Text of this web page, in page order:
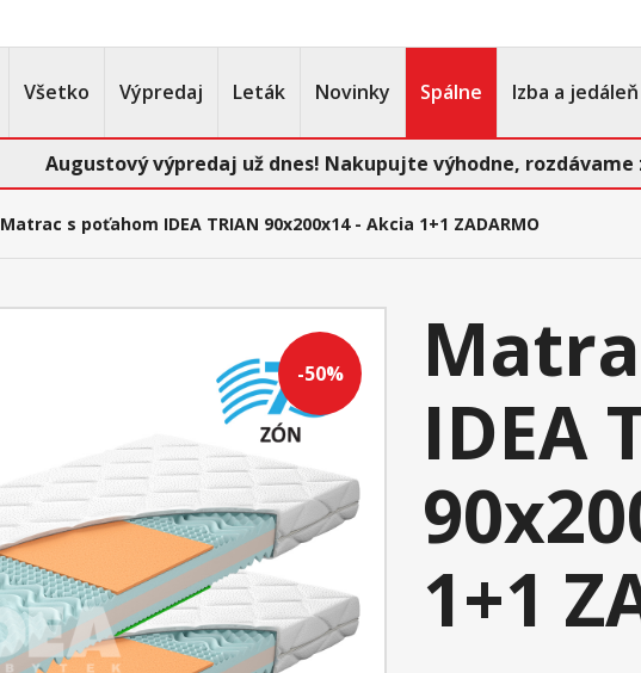
Všetko Výpredaj Leták Novinky Spálne Izba a jedáleň
Augustový výpredaj už dnes! Nakupujte výhodne, rozdávame
Matrac s poťahom IDEA TRIAN 90x200x14 - Akcia 1+1 ZADARMO
-50%
IDEA
1+1